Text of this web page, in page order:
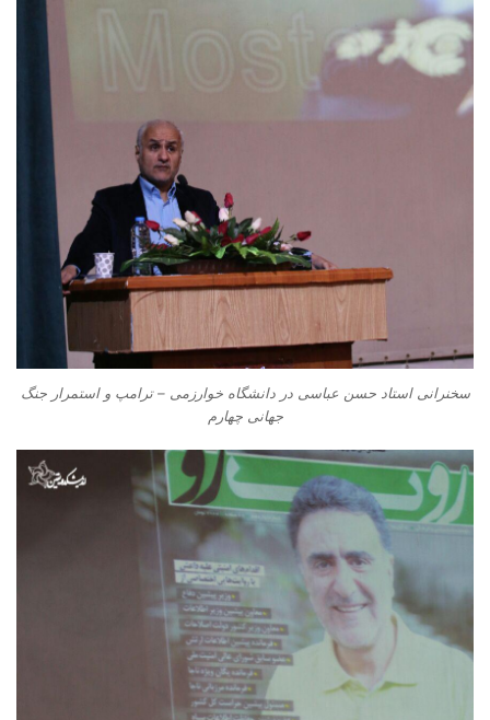
سخنرانی استاد حسن عباسی در دانشگاه خوارزمی – ترامپ و استمرار جنگ
جهانی چهارم